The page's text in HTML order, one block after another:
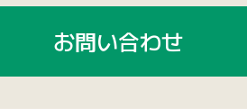
お問い合わせ